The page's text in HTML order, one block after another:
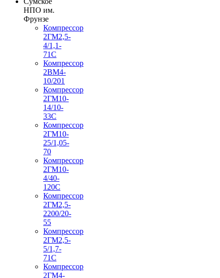
НПО им.
Фрунзе
Компрессор
2ГМ2,5-
4/1,1-
71С
Компрессор
2ВМ4-
10/201
Компрессор
2ГМ10-
14/10-
33С
Компрессор
2ГМ10-
25/1,05-
70
Компрессор
2ГМ10-
4/40-
120С
Компрессор
2ГМ2,5-
2200/20-
55
Компрессор
2ГМ2,5-
5/1,7-
71С
Компрессор
2ГМ4-